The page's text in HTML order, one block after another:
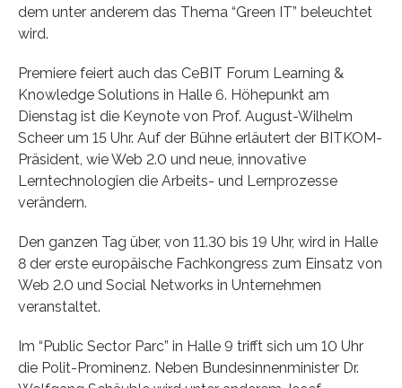
dem unter anderem das Thema “Green IT” beleuchtet
wird.
Premiere feiert auch das CeBIT Forum Learning &
Knowledge Solutions in Halle 6. Höhepunkt am
Dienstag ist die Keynote von Prof. August-Wilhelm
Scheer um 15 Uhr. Auf der Bühne erläutert der BITKOM-
Präsident, wie Web 2.0 und neue, innovative
Lerntechnologien die Arbeits- und Lernprozesse
verändern.
Den ganzen Tag über, von 11.30 bis 19 Uhr, wird in Halle
8 der erste europäische Fachkongress zum Einsatz von
Web 2.0 und Social Networks in Unternehmen
veranstaltet.
Im “Public Sector Parc” in Halle 9 trifft sich um 10 Uhr
die Polit-Promi­nenz. Neben Bundesinnenminister Dr.